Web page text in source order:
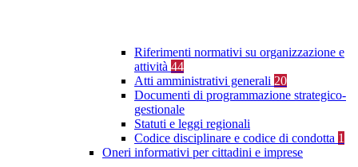
Riferimenti normativi su organizzazione e
attività 44
Atti amministrativi generali 20
Documenti di programmazione strategico-
gestionale
Statuti e leggi regionali
Codice disciplinare e codice di condotta 1
Oneri informativi per cittadini e imprese